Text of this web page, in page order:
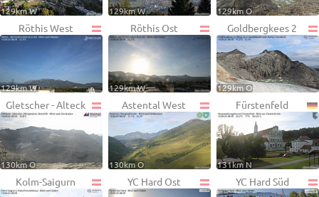
129km W 129km W 129km O
Röthis West
129km W
Röthis Ost
129km W
Goldbergkees 2
129km O
Gletscher - Alteck
130km O
Astental West
130km O
Fürstenfeld
131km N
Kolm-Saigurn YC Hard Ost YC Hard Süd